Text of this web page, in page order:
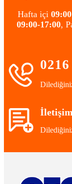
Hafta içi
09:00-17:00,